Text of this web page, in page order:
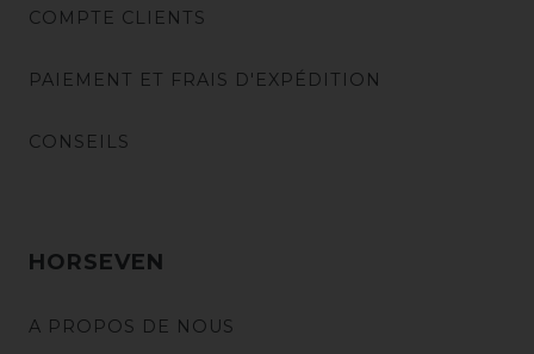
COMPTE CLIENTS
PAIEMENT ET FRAIS D'EXPÉDITION
CONSEILS
HORSEVEN
A PROPOS DE NOUS